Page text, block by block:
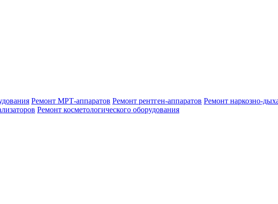
Ремонт МРТ-аппаратов Ремонт рентген-аппаратов Ремонт наркозно-
Ремонт косметологического оборудования